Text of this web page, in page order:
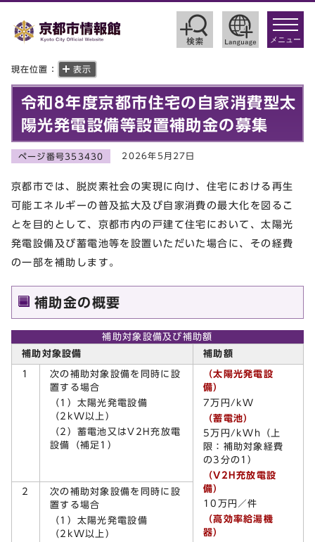
toggle
メニュー
現在位置： 表示
令和8年度京都市住宅の自家消費型太
陽光発電設備等設置補助金の募集
ページ番号353430 2026年5月27日
京都市では、脱炭素社会の実現に向け、住宅における再生
可能エネルギーの普及拡大及び自家消費の最大化を図るこ
とを目的として、京都市内の戸建て住宅において、太陽光
発電設備及び蓄電池等を設置いただいた場合に、その経費
の一部を補助します。
補助金の概要
補助対象設備及び補助額
補助対象設備
補助額
1
次の補助対象設備を同時に設
置する場合
（1）太陽光発電設備
（2kW以上）
（2）蓄電池又はV2H充放電
設備（補足1）
（太陽光発電設
備）
7万円/kW
（蓄電池）
5万円/kWh（上
限：補助対象経費
の3分の1）
（V2H充放電設
備）
10万円／件
（高効率給湯機
器）
2
次の補助対象設備を同時に設
置する場合
（1）太陽光発電設備
（2kW以上）